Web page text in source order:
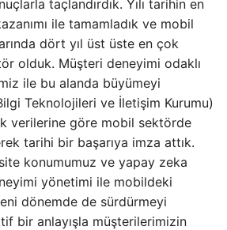
taçlandırdık. Yılı tarihin en
ile tamamladık ve mobil
dört yıl üst üste en çok
olduk. Müşteri deneyimi odaklı
ile bu alanda büyümeyi
Teknolojileri ve İletişim Kurumu)
verilerine göre mobil sektörde
tarihi bir başarıya imza attık.
konumumuz ve yapay zeka
yönetimi ile mobildeki
dönemde de sürdürmeyi
bir anlayışla müşterilerimizin